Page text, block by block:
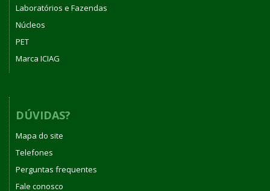
Laboratórios e Fazendas
Núcleos
PET
Marca ICIAG
DÚVIDAS?
Mapa do site
Telefones
Perguntas frequentes
Fale conosco